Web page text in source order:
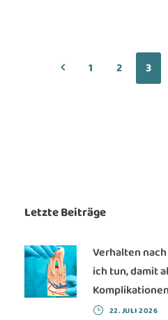
Zurück zur
1 2 3
Letzte Beiträge
Verhalten nach
ich tun, damit
22. JULI 2026